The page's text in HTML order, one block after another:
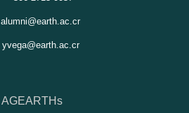
alumni@earth.ac.cr
yvega@earth.ac.cr
AGEARTHs